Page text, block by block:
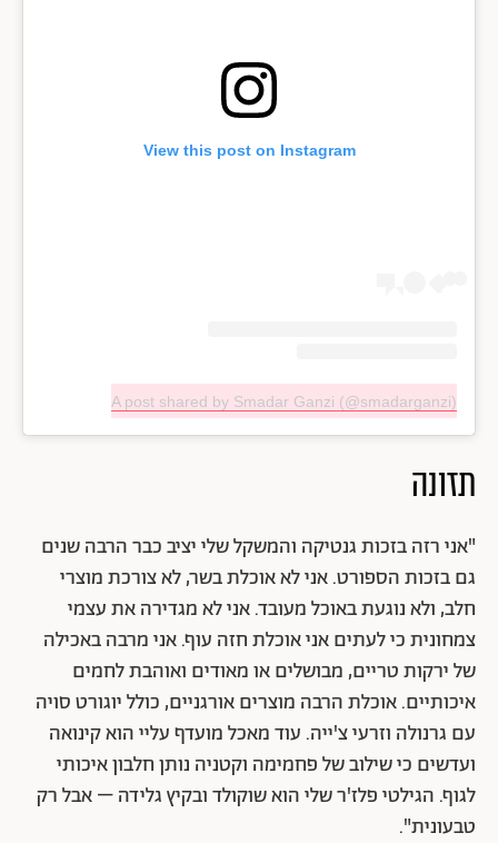
View this post on Instagram
A post shared by Smadar Ganzi (@smadarganzi)
תזונה
"אני רזה בזכות גנטיקה והמשקל שלי יציב כבר הרבה שנים
גם בזכות הספורט. אני לא אוכלת בשר, לא צורכת מוצרי
חלב, ולא נוגעת באוכל מעובד. אני לא מגדירה את עצמי
צמחונית כי לעתים אני אוכלת חזה עוף. אני מרבה באכילה
של ירקות טריים, מבושלים או מאודים ואוהבת לחמים
איכותיים. אוכלת הרבה מוצרים אורגניים, כולל יוגורט סויה
עם גרנולה וזרעי צ'ייה. עוד מאכל מועדף עליי הוא קינואה
ועדשים כי שילוב של פחמימה וקטניה נותן חלבון איכותי
לגוף. הגילטי פלז'ר שלי הוא שוקולד ובקיץ גלידה – אבל רק
טבעונית".